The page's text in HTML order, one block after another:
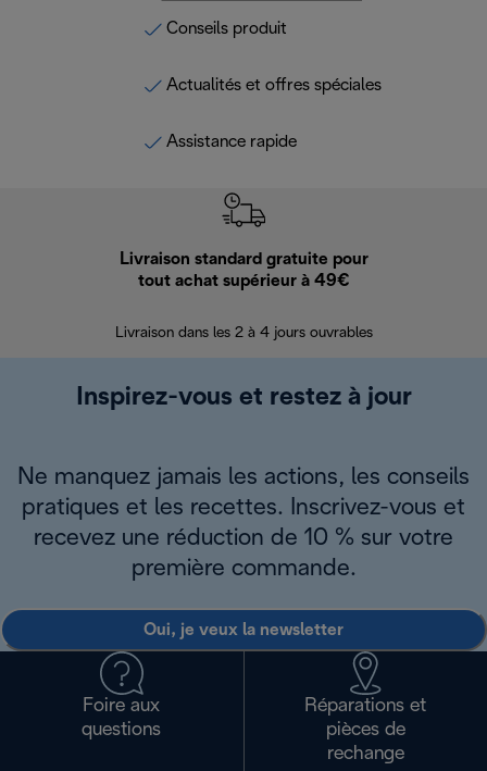
Conseils produit
Actualités et offres spéciales
Assistance rapide
Livraison standard gratuite pour
tout achat supérieur à 49€
Livraison dans les 2 à 4 jours ouvrables
Inspirez-vous et restez à jour
Ne manquez jamais les actions, les conseils
pratiques et les recettes. Inscrivez-vous et
recevez une réduction de 10 % sur votre
première commande.
Oui, je veux la newsletter
Foire aux
questions
Réparations et
pièces de
rechange